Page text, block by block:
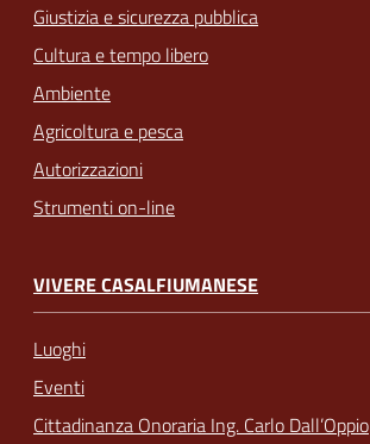
Giustizia e sicurezza pubblica
Cultura e tempo libero
Ambiente
Agricoltura e pesca
Autorizzazioni
Strumenti on-line
VIVERE CASALFIUMANESE
Luoghi
Eventi
Cittadinanza Onoraria Ing. Carlo Dall’Oppio